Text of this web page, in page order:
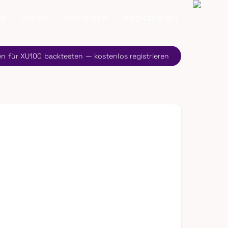
für XU100 backtesten — kostenlos registrieren